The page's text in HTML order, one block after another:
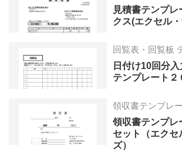
見積書テンプレ
クス(エクセル
回覧表・回覧板
日付け10回分
テンプレート２
領収書テンプレ
領収書テンプ
セット（エクセ
ズ）